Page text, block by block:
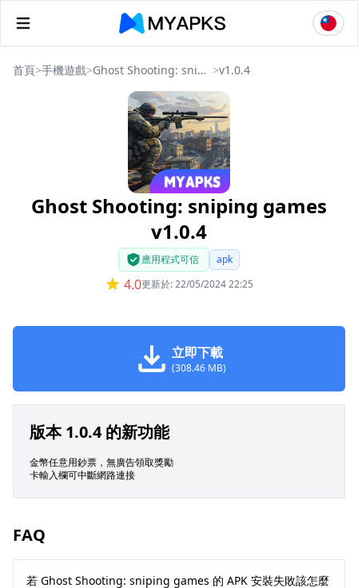
首頁>手機遊戲> Ghost Shooting: sniping games >v1.0.4
Ghost Shooting: sniping games
v1.0.4
應用程式可信 apk
4.0更新於: 22/05/2024 22:25
立即下載
(308.46 MB)
版本 1.0.4 的新功能
金幣任意用鈔票，無廣告領取獎勵
卡輸入欄可中斷網路連接
FAQ
若 Ghost Shooting: sniping games 的 APK 安裝失敗該怎麼